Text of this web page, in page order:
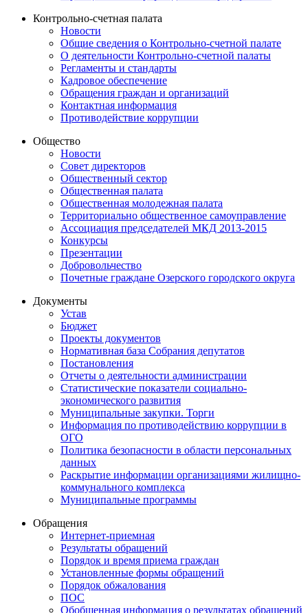
Контрольно-счетная палата
Новости
Общие сведения о Контрольно-счетной палате
О деятельности Контрольно-счетной палаты
Регламенты и стандарты
Кадровое обеспечение
Обращения граждан и организаций
Контактная информация
Противодействие коррупции
Общество
Новости
Совет директоров
Общественный сектор
Общественная палата
Общественная молодежная палата
Территориально общественное самоуправление
Ассоциация председателей МКД 2013-2015
Конкурсы
Презентации
Добровольчество
Почетные граждане Озерского городского округа
Документы
Устав
Бюджет
Проекты документов
Нормативная база Собрания депутатов
Постановления
Отчеты о деятельности администрации
Статистические показатели социально-
экономического развития
Муниципальные закупки. Торги
Информация по противодействию коррупции в
ОГО
Политика безопасности в области персональных
данных
Раскрытие информации организациями жилищно-
коммунального комплекса
Муниципальные программы
Обращения
Интернет-приемная
Результаты обращений
Порядок и время приема граждан
Установленные формы обращений
Порядок обжалования
ПОС
Обобщенная информация о результатах обращений